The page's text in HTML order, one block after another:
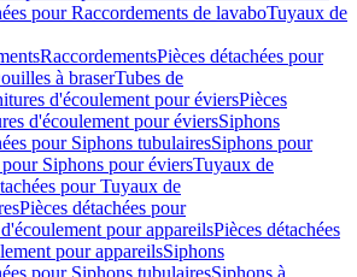
pour Raccordements de lavaboTuyaux de
RaccordementsPièces détachées pour
à braserTubes de
d'écoulement pour éviersPièces
d'écoulement pour éviersSiphons
pour Siphons tubulairesSiphons pour
pour Siphons pour éviersTuyaux de
pour Tuyaux de
Pièces détachées pour
pour appareilsPièces détachées
pour appareilsSiphons
pour Siphons tubulairesSiphons à